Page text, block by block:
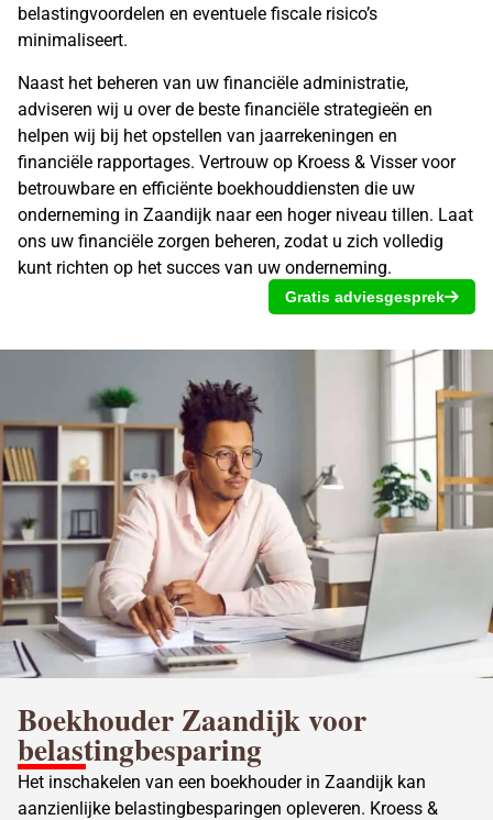
belastingvoordelen en eventuele fiscale risico’s
minimaliseert.
Naast het beheren van uw financiële administratie,
adviseren wij u over de beste financiële strategieën en
helpen wij bij het opstellen van jaarrekeningen en
financiële rapportages. Vertrouw op Kroess & Visser voor
betrouwbare en efficiënte boekhouddiensten die uw
onderneming in Zaandijk naar een hoger niveau tillen. Laat
ons uw financiële zorgen beheren, zodat u zich volledig
kunt richten op het succes van uw onderneming.
Gratis adviesgesprek
Boekhouder Zaandijk voor
belastingbesparing
Het inschakelen van een boekhouder in Zaandijk kan
aanzienlijke belastingbesparingen opleveren. Kroess &